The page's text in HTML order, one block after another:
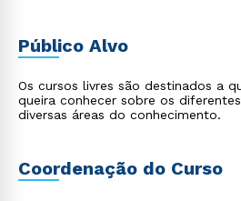
Público Alvo
Os cursos livres são destinados a
queira conhecer sobre os
diversas áreas do conhecimento.
Coordenação do Curso